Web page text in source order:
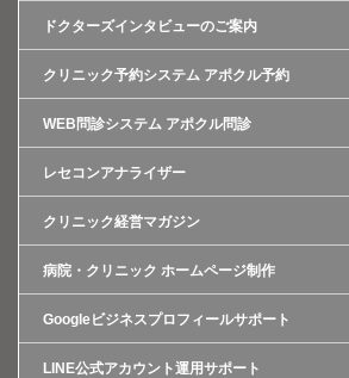
ドクターズインタビューのご案内
クリニック予約システム アポクル予約
WEB問診システム アポクル問診
レセコンアナライザー
クリニック経営マガジン
病院・クリニック ホームページ制作
Googleビジネスプロフィールサポート
LINE公式アカウント運用サポート